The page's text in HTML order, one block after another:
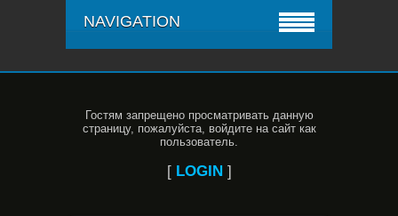
NAVIGATION
Гостям запрещено просматривать данную
страницу, пожалуйста, войдите на сайт как
пользователь.
[ LOGIN]